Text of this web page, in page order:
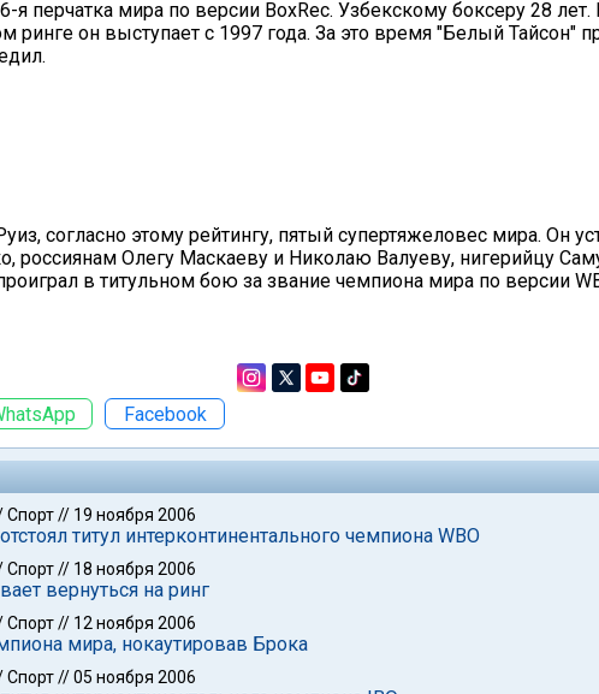
я перчатка мира по версии BoxRec. Узбекскому боксеру 28 лет.
ринге он выступает с 1997 года. За это время "Белый Тайсон"
согласно этому рейтингу, пятый супертяжеловес мира. Он
россиянам Олегу Маскаеву и Николаю Валуеву, нигерийцу
в титульном бою за звание чемпиона мира по версии
Facebook
Спорт// 19 ноября 2006
титул интерконтинентального чемпиона WBO
Спорт// 18 ноября 2006
вернуться на ринг
Спорт// 12 ноября 2006
мира, нокаутировав Брока
Спорт//05 ноября 2006